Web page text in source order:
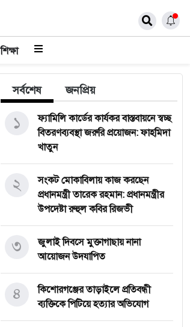
শিক্ষা
সর্বশেষ জনপ্রিয়
ফ্যামিলি কার্ডের কার্যকর বাস্তবায়নে স্বচ্ছ
বিতরণব্যবস্থা জরুরি প্রয়োজন: ফাহমিদা
খাতুন
১
সংকট মোকাবিলায় কাজ করছেন
প্রধানমন্ত্রী তারেক রহমান: প্রধানমন্ত্রীর
উপদেষ্টা রুহুল কবির রিজভী
২
জুলাই দিবসে মুক্তাগাছায় নানা
আয়োজন উদযাপিত
৩
কিশোরগঞ্জের তাড়াইলে প্রতিবন্ধী
ব্যক্তিকে পিটিয়ে হত্যার অভিযোগ
৪